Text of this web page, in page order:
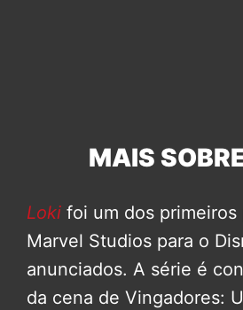
MAIS
Loki foi um dos primeiros
Marvel Studios para o
anunciados. A série é
da cena de Vingadores: